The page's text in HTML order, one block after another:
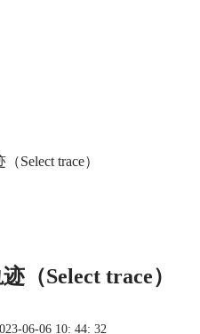
Select trace）
（Select trace）
06-06 10: 44: 32